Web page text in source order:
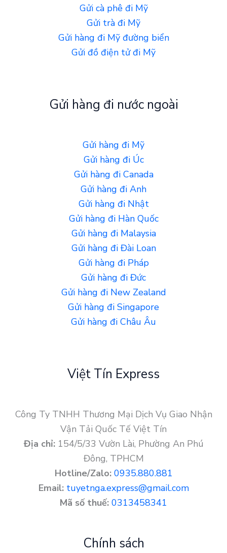
Gửi cà phê đi Mỹ
Gửi trà đi Mỹ
Gửi hàng đi Mỹ đường biển
Gửi đồ điện tử đi Mỹ
Gửi hàng đi nước ngoài
Gửi hàng đi Mỹ
Gửi hàng đi Úc
Gửi hàng đi Canada
Gửi hàng đi Anh
Gửi hàng đi Nhật
Gửi hàng đi Hàn Quốc
Gửi hàng đi Malaysia
Gửi hàng đi Đài Loan
Gửi hàng đi Pháp
Gửi hàng đi Đức
Gửi hàng đi New Zealand
Gửi hàng đi Singapore
Gửi hàng đi Châu Âu
Việt Tín Express
Công Ty TNHH Thương Mại Dịch Vụ Giao Nhận
Vận Tải Quốc Tế Việt Tín
Địa chỉ:154/5/33 Vườn Lài, Phường An Phú
Đông, TPHCM
Hotline/Zalo: 0935.880.881
Email: tuyetnga.express@gmail.com
Mã số thuế: 0313458341
Chính sách